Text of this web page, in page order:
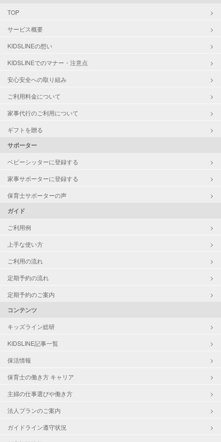
TOP
サービス概要
KIDSLINEの想い
KIDSLINEでのマナー・注意点
安心安全への取り組み
ご利用料金について
家事代行のご利用について
ギフトを贈る
サポーター
ベビーシッターに登録する
家事サポーターに登録する
保育士サポーターの声
ガイド
ご利用例
上手な使い方
ご利用の流れ
定期予約の流れ
定期予約のご案内
コンテンツ
キッズライン総研
KIDSLINE記事一覧
保活情報
保育士の働き方 キャリア
主婦の仕事選びや働き方
法人プランのご案内
ガイドライン遵守状況